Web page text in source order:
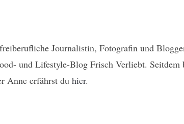
Journalistin, Fotografin und
und Lifestyle-Blog Frisch Verliebt.
Anne erfährst du hier.